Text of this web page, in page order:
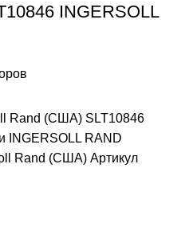
INGERSOLL
Rand (США) SLT10846
INGERSOLL RAND
Rand (США) Артикул